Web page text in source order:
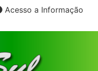
Acesso a Informação